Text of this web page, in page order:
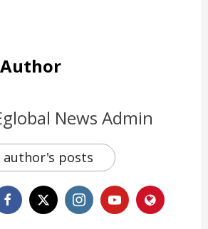
News Admin
author's posts